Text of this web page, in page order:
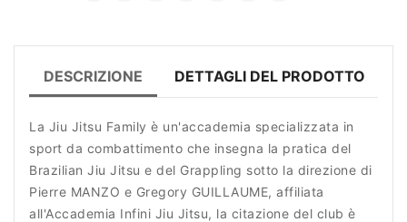
DESCRIZIONE DETTAGLI DEL PRODOTTO
La Jiu Jitsu Family è un'accademia specializzata in
sport da combattimento che insegna la pratica del
Brazilian Jiu Jitsu e del Grappling sotto la direzione di
Pierre MANZO e Gregory GUILLAUME, affiliata
all'Accademia Infini Jiu Jitsu, la citazione del club è